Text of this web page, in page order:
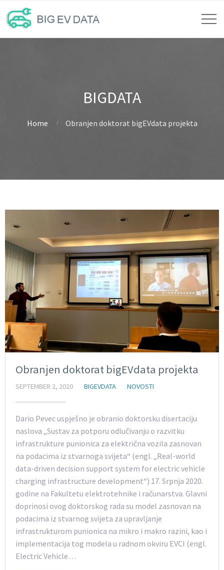
BIGDATA
Home Obranjen doktorat bigEVdata projekta
Obranjen doktorat bigEVdata projekta
SEPTEMBER 2, 2020 BIGEVDATA NOVOSTI
Dario Pevec uspješno je obranio doktorsku disertaciju
naslova „Sustav za potporu odlučivanju o razvitku
infrastrukture punionica za električna vozila zasnovan
na podacima iz stvarnoga svijeta“ (engl. „Real-world
data-driven decision support system for electric vehicle
charging infrastructure development“) 17. Srpnja 2020.
godine na Fakultetu elektrotehnike i računarstva. Glavni
doprinosi ovog doktorskog rada su model zasnovan na
podacima iz stvarnog svijeta za upravljanje
infrastrukturom punionica na mikro i makro razini, kao i
implementacija tog modela u radnom okviru EVCI (engl.
Electric Vehicle…